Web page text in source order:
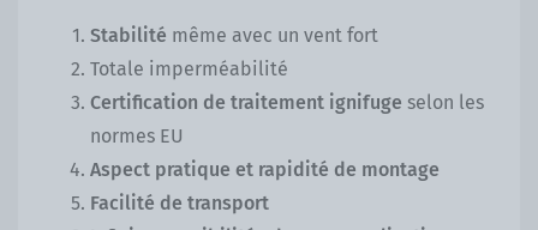
Stabilité même avec un vent fort
Totale imperméabilité
Certification de traitement ignifuge selon les
normes EU
Aspect pratique et rapidité de montage
Facilité de transport